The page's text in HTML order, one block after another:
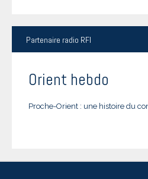
Partenaire radio RFI
Orient hebdo
Proche-Orient : une histoire du